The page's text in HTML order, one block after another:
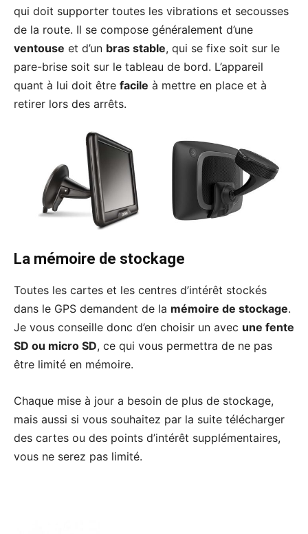
qui doit supporter toutes les vibrations et secousses
de la route. Il se compose généralement d’une
ventouse et d’un bras stable, qui se fixe soit sur le
pare-brise soit sur le tableau de bord. L’appareil
quant à lui doit être facile à mettre en place et à
retirer lors des arrêts.
La mémoire de stockage
Toutes les cartes et les centres d’intérêt stockés
dans le GPS demandent de la mémoire de stockage.
Je vous conseille donc d’en choisir un avec une fente
SD ou micro SD, ce qui vous permettra de ne pas
être limité en mémoire.
Chaque mise à jour a besoin de plus de stockage,
mais aussi si vous souhaitez par la suite télécharger
des cartes ou des points d’intérêt supplémentaires,
vous ne serez pas limité.